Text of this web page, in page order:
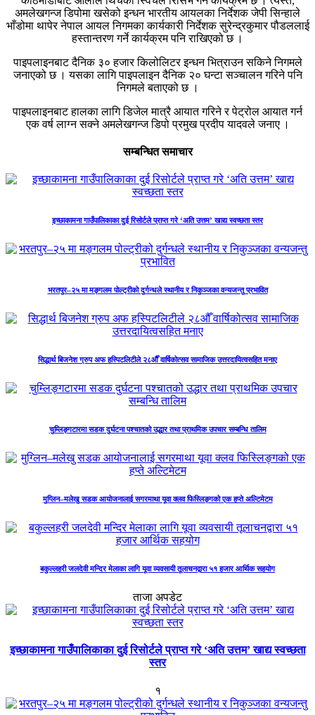
अमलेखगन्ज डिपोमा खसेको इन्धन भारतीय आयलका निर्देशक जेपी सिन्हाले
भाँडोमा थापेर नेपाल आयल निगमका कार्यकारी निर्देशक सुरेन्द्रकुमार पौडललाई
हस्तान्तरण गर्ने कार्यक्रम पनि राखिएको छ ।
पाइपलाइनबाट दैनिक ३० हजार किलोलिटर इन्धन भित्राउन सकिने निगमले
जनाएको छ । यसका लागि पाइपलाइन दैनिक २० घन्टा सञ्चालन गरिने पनि
निगमले बताएको छ ।
पाइपलाइनबाट हालका लागि डिजेल मात्रै आयात गरिने र पेट्रोल आयात गर्न
एक वर्ष लाग्न सक्ने अमलेखगन्ज डिपो प्रमुख प्रदीप यादवले जनाए ।
सम्बन्धित समाचार
इच्छाकामना गाउँपालिकाका दुई रिसोर्टले प्राप्त गरे ‘अति उत्तम’ खाद्य स्वच्छता स्तर
भरतपुर–२५ मा मङ्गलम पोल्ट्रीको दुर्गन्धले स्थानीय र निकुञ्जका वन्यजन्तु प्रभावित
सिद्धार्थ बिजनेश ग्रुप अफ हस्पिटलिटीले २८औँ वार्षिकोत्सव सामाजिक उत्तरदायित्वसहित मनाए
चुम्लिङ्गटारमा सडक दुर्घटना पश्चातको उद्धार तथा प्राथमिक उपचार सम्बन्धि तालिम
मुग्लिन–मलेखु सडक आयोजनालाई सगरमाथा यूवा क्लव फिस्लिङ्गको एक हप्ते अल्टिमेटम
बकुल्लहरी जलदेवी मन्दिर मेलाका लागि यूवा व्यवसायी तूलाचनद्वारा ५१ हजार आर्थिक सहयोग
ताजा अपडेट
इच्छाकामना गाउँपालिकाका दुई रिसोर्टले प्राप्त गरे ‘अति उत्तम’ खाद्य स्वच्छता
स्तर
१